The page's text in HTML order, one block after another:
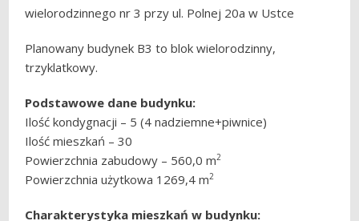
wielorodzinnego nr 3 przy ul. Polnej 20a w Ustce
Planowany budynek B3 to blok wielorodzinny,
trzyklatkowy.
Podstawowe dane budynku:
Ilość kondygnacji – 5 (4 nadziemne+piwnice)
Ilość mieszkań – 30
Powierzchnia zabudowy – 560,0 m2
Powierzchnia użytkowa 1269,4 m2
Charakterystyka mieszkań w budynku: